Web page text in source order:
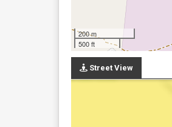
200 m
500 ft
Street View